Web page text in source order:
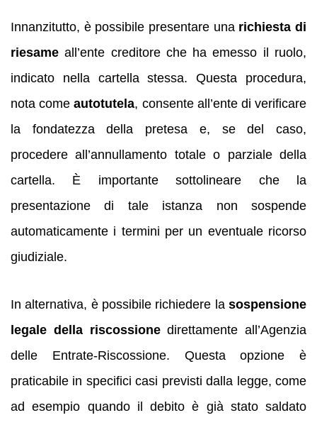
Innanzitutto, è possibile presentare una richiesta di
riesame all’ente creditore che ha emesso il ruolo,
indicato nella cartella stessa. Questa procedura,
nota comeautotutela, consente all’ente di verificare
la fondatezza della pretesa e, se del caso,
procedere all’annullamento totale o parziale della
cartella. È importante sottolineare che la
presentazione di tale istanza non sospende
automaticamente i termini per un eventuale ricorso
giudiziale.
In alternativa, è possibile richiedere la sospensione
legale della riscossionedirettamente all’Agenzia
delle Entrate-Riscossione. Questa opzione è
praticabile in specifici casi previsti dalla legge, come
ad esempio quando il debito è già stato saldato